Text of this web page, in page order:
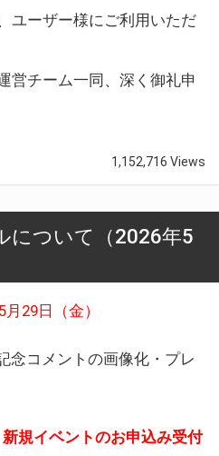
ユーザー様にご利用いただ
営チーム一同、深く御礼申
1,152,716 Views
について（2026年5
月29日（金）
念コメントの画像化・プレ
規イベントのお申込み受付